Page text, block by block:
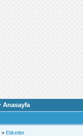
Anasayfa
> Etiketler